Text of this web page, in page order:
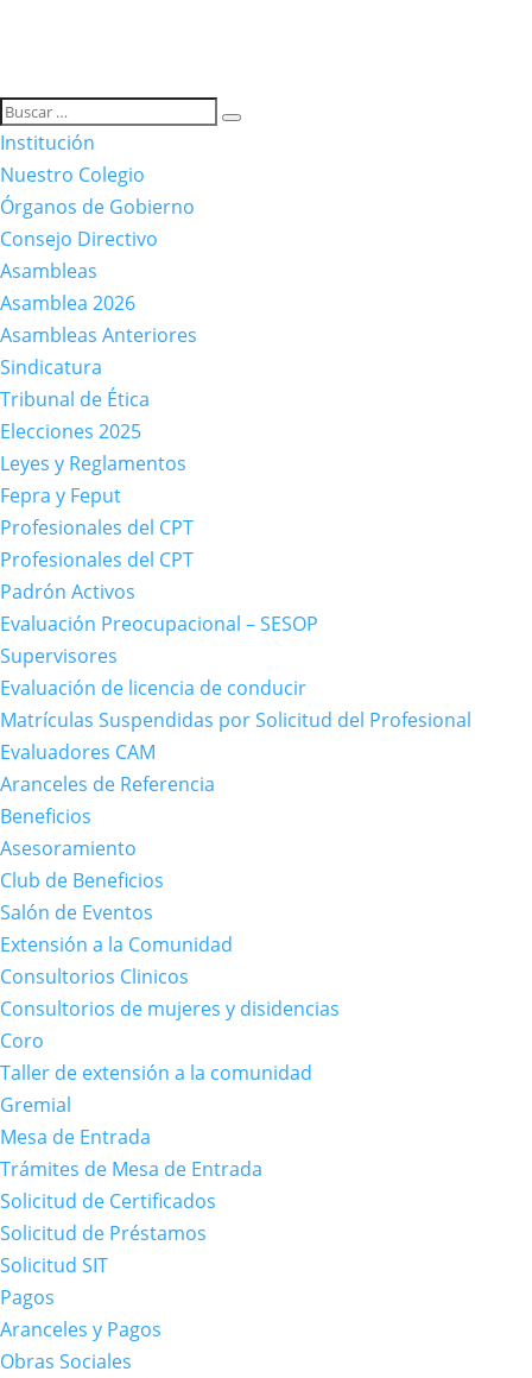
Institución
Nuestro Colegio
Órganos de Gobierno
Consejo Directivo
Asambleas
Asamblea 2026
Asambleas Anteriores
Sindicatura
Tribunal de Ética
Elecciones 2025
Leyes y Reglamentos
Fepra y Feput
Profesionales del CPT
Profesionales del CPT
Padrón Activos
Evaluación Preocupacional – SESOP
Supervisores
Evaluación de licencia de conducir
Matrículas Suspendidas por Solicitud del Profesional
Evaluadores CAM
Aranceles de Referencia
Beneficios
Asesoramiento
Club de Beneficios
Salón de Eventos
Extensión a la Comunidad
Consultorios Clinicos
Consultorios de mujeres y disidencias
Coro
Taller de extensión a la comunidad
Gremial
Mesa de Entrada
Trámites de Mesa de Entrada
Solicitud de Certificados
Solicitud de Préstamos
Solicitud SIT
Pagos
Aranceles y Pagos
Obras Sociales